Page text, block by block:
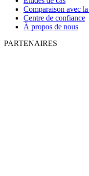
Comparaison avec
Centre de confiance
À propos de nous
PARTENAIRES